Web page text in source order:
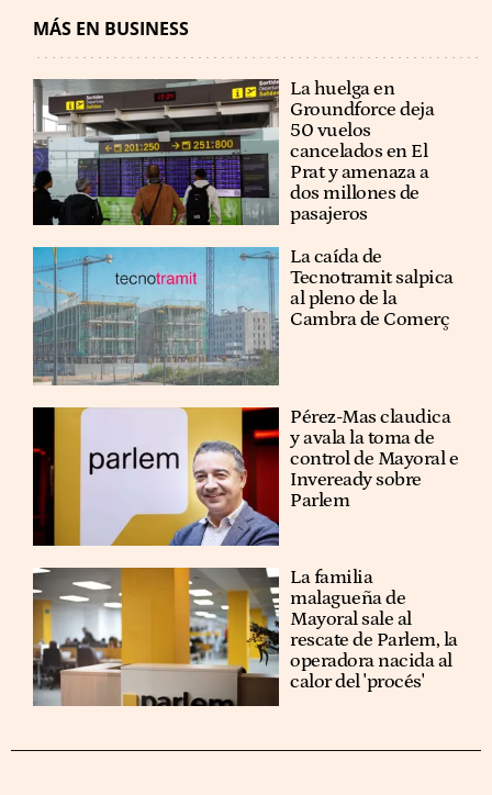
MÁS EN BUSINESS
La huelga en
Groundforce deja
50 vuelos
cancelados en El
Prat y amenaza a
dos millones de
pasajeros
La caída de
Tecnotramit salpica
al pleno de la
Cambra de Comerç
Pérez-Mas claudica
y avala la toma de
control de Mayoral e
Inveready sobre
Parlem
La familia
malagueña de
Mayoral sale al
rescate de Parlem, la
operadora nacida al
calor del 'procés'